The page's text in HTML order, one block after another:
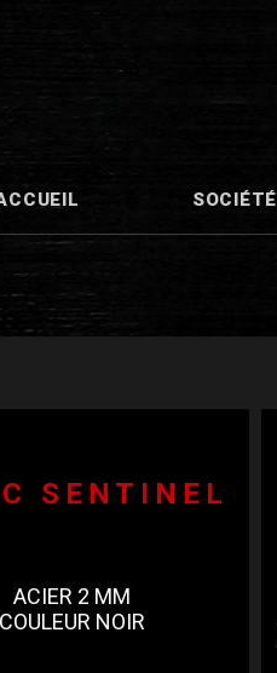
SOCIÉTÉ
SENTINEL
ACIER 2 MM
COULEUR NOIR